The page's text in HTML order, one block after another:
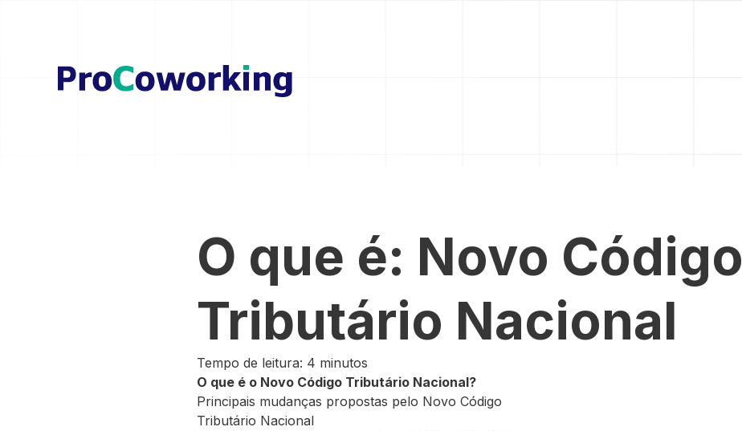
O que é: Novo Código
Tributário Nacional
Tempo de leitura: 4 minutos
O que é o Novo Código Tributário Nacional?
Principais mudanças propostas pelo Novo Código
Tributário Nacional